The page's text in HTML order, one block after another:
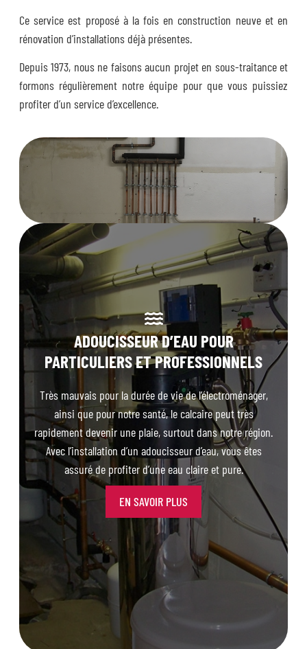
Ce service est proposé à la fois en construction neuve et en
rénovation d’installations déjà présentes.
Depuis 1973, nous ne faisons aucun projet en sous-traitance et
formons régulièrement notre équipe pour que vous puissiez
profiter d’un service d’excellence.
ADOUCISSEUR D’EAU POUR
PARTICULIERS ET PROFESSIONNELS
Très mauvais pour la durée de vie de l’électroménager,
ainsi que pour notre santé, le calcaire peut très
rapidement devenir une plaie, surtout dans notre région.
Avec l’installation d’un adoucisseur d’eau, vous êtes
assuré de profiter d’une eau claire et pure.
EN SAVOIR PLUS